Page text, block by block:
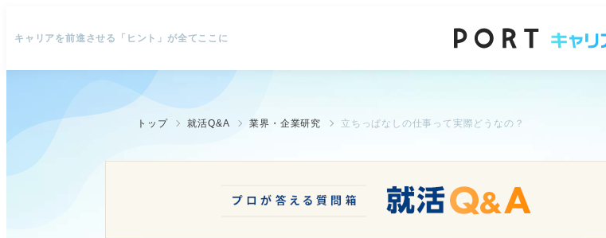
キャリアを前進させる「ヒント」が全てここに
トップ 就活Q&A 業界・企業研究 立ちっぱなしの仕事って実際どうなの？